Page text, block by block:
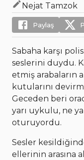
Nejat Tamzok
Paylaş
Sabaha karşı
seslerini duydu.
etmiş arabaların
kutularını
Geceden beri
yarı uykulu, ne
oturuyordu.
Sesler
ellerinin arasına